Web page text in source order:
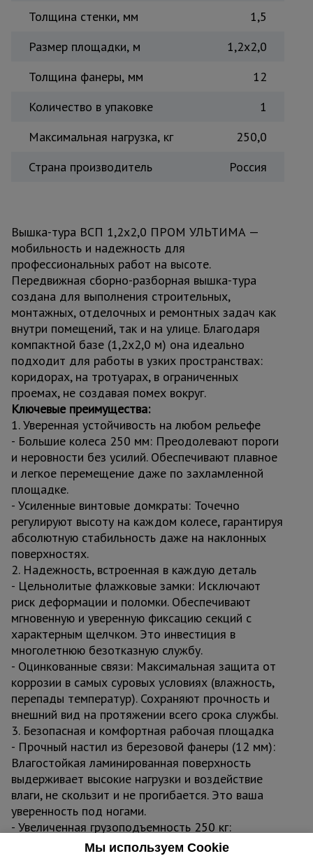
Толщина стенки, мм
1,5
Размер площадки, м
1,2x2,0
Толщина фанеры, мм
12
Количество в упаковке
1
Максимальная нагрузка, кг
250,0
Страна производитель
Россия
Вышка-тура ВСП 1,2x2,0 ПРОМ УЛЬТИМА —
мобильность и надежность для
профессиональных работ на высоте.
Передвижная сборно-разборная вышка-тура
создана для выполнения строительных,
монтажных, отделочных и ремонтных задач как
внутри помещений, так и на улице. Благодаря
компактной базе (1,2x2,0 м) она идеально
подходит для работы в узких пространствах:
коридорах, на тротуарах, в ограниченных
проемах, не создавая помех вокруг.
Ключевые преимущества:
1. Уверенная устойчивость на любом рельефе
- Большие колеса 250 мм: Преодолевают пороги
и неровности без усилий. Обеспечивают плавное
и легкое перемещение даже по захламленной
площадке.
- Усиленные винтовые домкраты: Точечно
регулируют высоту на каждом колесе, гарантируя
абсолютную стабильность даже на наклонных
поверхностях.
2. Надежность, встроенная в каждую деталь
- Цельнолитые флажковые замки: Исключают
риск деформации и поломки. Обеспечивают
мгновенную и уверенную фиксацию секций с
характерным щелчком. Это инвестиция в
многолетнюю безотказную службу.
- Оцинкованные связи: Максимальная защита от
коррозии в самых суровых условиях (влажность,
перепады температур). Сохраняют прочность и
внешний вид на протяжении всего срока службы.
3. Безопасная и комфортная рабочая площадка
- Прочный настил из березовой фанеры (12 мм):
Влагостойкая ламинированная поверхность
выдерживает высокие нагрузки и воздействие
влаги, не скользит и не прогибается. Это ваша
уверенность под ногами.
- Увеличенная грузоподъемность 250 кг:
Позволяет безопасно работать с инструментом,
Мы используем Cookie